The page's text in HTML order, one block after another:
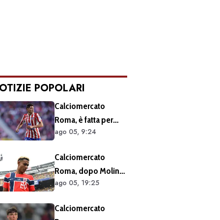
POPOLARI
Calciomercato
Roma, è fatta per
Molina: atteso
ago 05, 9:24
Calciomercato
Roma, dopo Molina
si accelera sugli
prossimi obiettivi
ago 05, 19:25
Calciomercato